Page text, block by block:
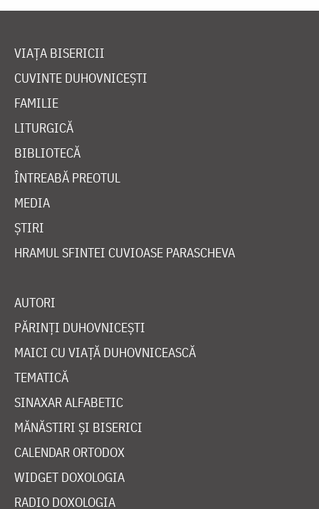
VIAȚA BISERICII
CUVINTE DUHOVNICEȘTI
FAMILIE
LITURGICĂ
BIBLIOTECĂ
ÎNTREABĂ PREOTUL
MEDIA
ȘTIRI
HRAMUL SFINTEI CUVIOASE PARASCHEVA
AUTORI
PĂRINȚI DUHOVNICEȘTI
MAICI CU VIAȚĂ DUHOVNICEASCĂ
TEMATICĂ
SINAXAR ALFABETIC
MĂNĂSTIRI ȘI BISERICI
CALENDAR ORTODOX
WIDGET DOXOLOGIA
RADIO DOXOLOGIA